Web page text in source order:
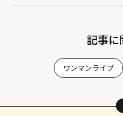
記事に
ワンマンライブ